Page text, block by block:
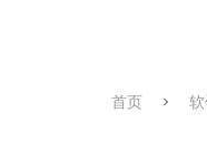
首页